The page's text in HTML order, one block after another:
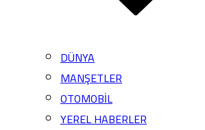
DÜNYA
MANŞETLER
OTOMOBİL
YEREL HABERLER